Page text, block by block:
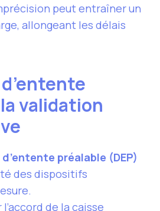
peut entraîner un
allongeant les délais
validation
préalable (DEP)
des dispositifs
de la caisse